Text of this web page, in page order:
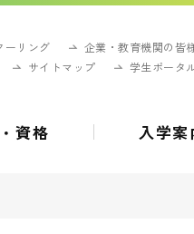
ーリング
企業・教育機関の皆
サイトマップ 学生ポータ
資格 入学案